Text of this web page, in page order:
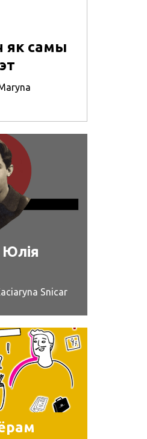
як самы
Snicar